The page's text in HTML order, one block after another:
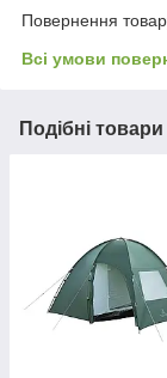
Повернення
Всі умови
Подібні товари